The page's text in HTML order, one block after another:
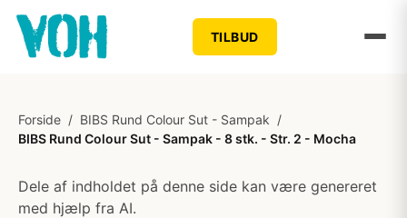
TILBUD
Forside / BIBS Rund Colour Sut - Sampak /
BIBS Rund Colour Sut - Sampak - 8 stk. - Str. 2 - Mocha
Dele af indholdet på denne side kan være genereret
med hjælp fra AI.